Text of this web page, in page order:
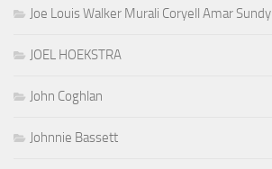
Joe Louis Walker Murali Coryell Amar Sundy
JOEL HOEKSTRA
John Coghlan
Johnnie Bassett